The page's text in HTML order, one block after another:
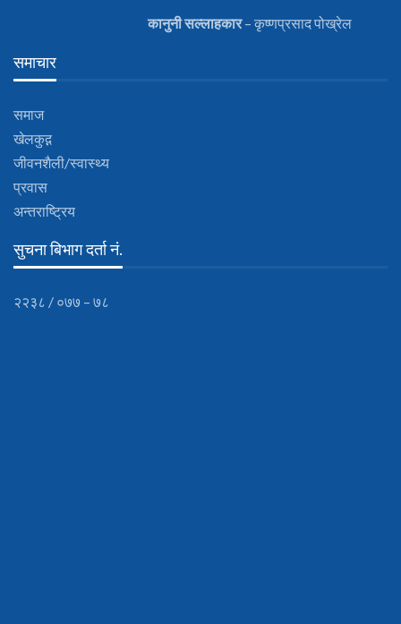
कानुनीसल्लाहकार– कृष्णप्रसाद पोख्रेल
समाचार
समाज
खेलकुद़़
जीवनशैली/स्वास्थ्य
प्रवास
अन्तराष्ट्रिय
सुचना बिभाग दर्ता नं.
२२३८ / ०७७ – ७८